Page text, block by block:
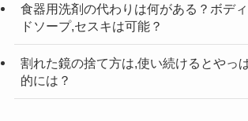
食器用洗剤の代わりは何がある？ボデ
ドソープ,セスキは可能？
割れた鏡の捨て方は,使い続けるとやっ
的には？